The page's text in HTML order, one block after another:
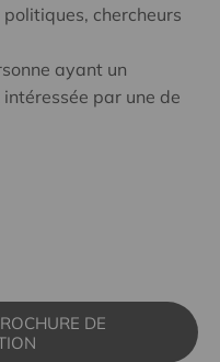
chercheurs
ayant un
par une de
DE